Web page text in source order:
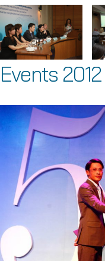
Events 2012